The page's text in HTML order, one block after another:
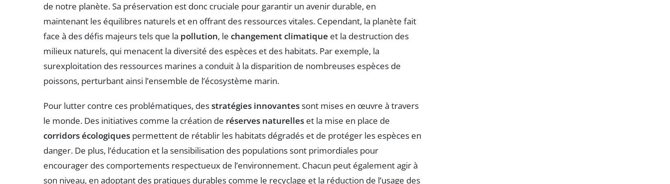
de notre planète. Sa préservation est donc cruciale pour garantir un avenir durable, en
maintenant les équilibres naturels et en offrant des ressources vitales. Cependant, la planète fait
face à des défis majeurs tels que la pollution, le changement climatique et la destruction des
milieux naturels, qui menacent la diversité des espèces et des habitats. Par exemple, la
surexploitation des ressources marines a conduit à la disparition de nombreuses espèces de
poissons, perturbant ainsi l’ensemble de l’écosystème marin.
Pour lutter contre ces problématiques, desstratégies innovantessont mises en œuvre à travers
le monde. Des initiatives comme la création de réserves naturelles et la mise en place de
corridors écologiques permettent de rétablir les habitats dégradés et de protéger les espèces en
danger. De plus, l’éducation et la sensibilisation des populations sont primordiales pour
encourager des comportements respectueux de l’environnement. Chacun peut également agir à
son niveau, en adoptant des pratiques durables comme le recyclage et la réduction de l’usage des